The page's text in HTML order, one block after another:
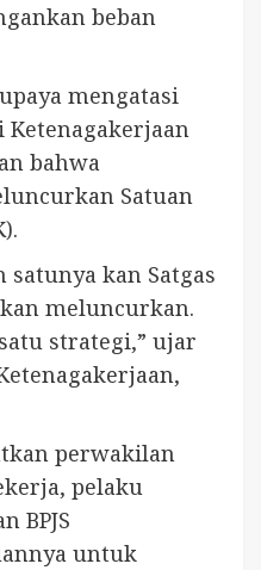
beban
mengatasi
Ketenagakerjaan
bahwa
Satuan
satunya kan Satgas
meluncurkan.
strategi,” ujar
perwakilan
pelaku
BPJS
untuk